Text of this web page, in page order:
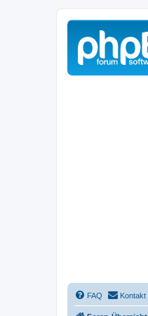
FAQ Kontakt